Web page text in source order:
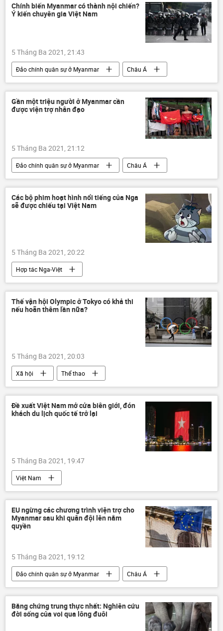
Chính biến Myanmar có thành nội chiến?
Ý kiến chuyên gia Việt Nam
5 Tháng Ba 2021, 21:43
Đảo chính quân sự ở Myanmar
Châu Á
Thế giới
Gần một triệu người ở Myanmar cần
được viện trợ nhân đạo
5 Tháng Ba 2021, 21:12
Đảo chính quân sự ở Myanmar
Châu Á
Thế giới
Các bộ phim hoạt hình nổi tiếng của Nga
sẽ được chiếu tại Việt Nam
5 Tháng Ba 2021, 20:22
Hợp tác Nga-Việt
Thế vận hội Olympic ở Tokyo có khả thi
nếu hoãn thêm lần nữa?
5 Tháng Ba 2021, 20:03
Xã hội
Thể thao
Thế vận hội Tokyo
Đề xuất Việt Nam mở cửa biên giới, đón
khách du lịch quốc tế trở lại
5 Tháng Ba 2021, 19:47
Việt Nam
EU ngừng các chương trình viện trợ cho
Myanmar sau khi quân đội lên nắm
quyền
5 Tháng Ba 2021, 19:12
Đảo chính quân sự ở Myanmar
Châu Á
Thế giới
Bằng chứng trung thực nhất: Nghiên cứu
đời sống của voi qua lông đuôi